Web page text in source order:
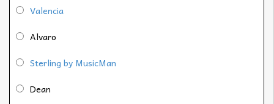
Valencia
Alvaro
Sterling by MusicMan
Dean